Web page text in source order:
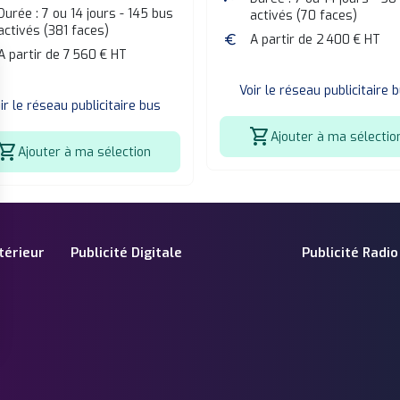
: 7 ou 14 jours - 145 bus
(381 faces)
partir de 7 560 € HT
le réseau publicitaire bus
Ajouter à ma sélection
activés (70 faces)
euro
A partir de 2 400 € HT
Voir le réseau publicitaire
shopping_cartAjouter à ma
Publicité Digitale Publicité Radio